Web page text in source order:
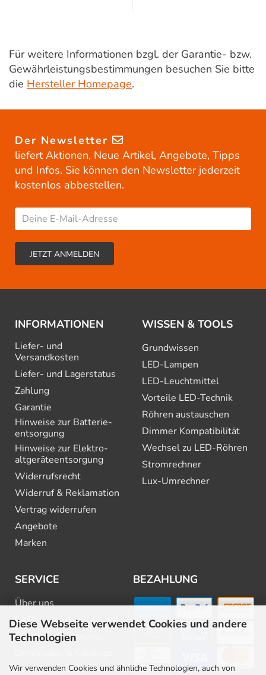
Diese Webseite verwendet Cookies und andere
Technologien
Wir verwenden Cookies und ähnliche Technologien, auch von
Für weitere Informationen bzgl. der Garantie- bzw.
Gewährleistungsbestimmungen besuchen Sie bitte
die Hersteller Homepage.
Der Newsletter
liefert Aktionen, Neue Artikel, Angebote, Tipps
und Infos. Sie können den Newsletter jederzeit
kostenlos abbestellen.
INFORMATIONEN
Liefer- und
Versandkosten
Liefer- und Lagerstatus
Zahlung
Garantie
Hinweise zur Batterie­
entsorgung
Hinweise zur Elektro­
altgeräte­entsorgung
Widerrufsrecht
Widerruf & Reklamation
Vertrag widerrufen
Angebote
Marken
WISSEN & TOOLS
Grundwissen
LED-Lampen
LED-Leuchtmittel
Vorteile LED-Technik
Röhren austauschen
Dimmer Kompatibilität
Wechsel zu LED-Röhren
Stromrechner
Lux-Umrechner
SERVICE
Über uns
FAQ
Beratung & Planung
Newsletter
BEZAHLUNG